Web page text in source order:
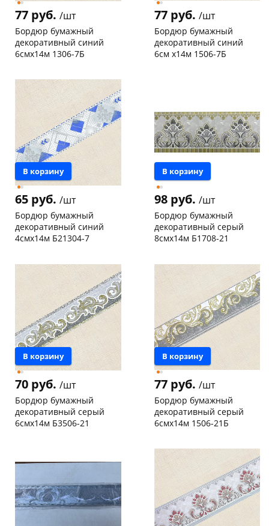
77 руб. /шт
Бордюр бумажный
декоративный синий
6смх14м 1306-7Б
147а
шт
Код товара
126992
77 руб. /шт
Бордюр бумажный
декоративный синий
6см х14м 1506-7Б
В корзину
65 руб. /шт
Бордюр бумажный
декоративный синий
4смх14м Б21304-7
Код товара
130166
В корзину
98 руб. /шт
Бордюр бумажный
декоративный серый
8смх14м Б1708-21
147а
шт
Конева, 36
5 шт
Пошехонское ш, 182 шт
Код товара
19537
В корзину
70 руб. /шт
Бордюр бумажный
декоративный серый
6смх14м Б3506-21
В корзину
77 руб. /шт
Бордюр бумажный
декоративный серый
6смх14м 1506-21Б
склад
шт
Код товара
126993
25
раз в 2
раз в 2 недели
Остались вопросы?
8 800 302-02-51